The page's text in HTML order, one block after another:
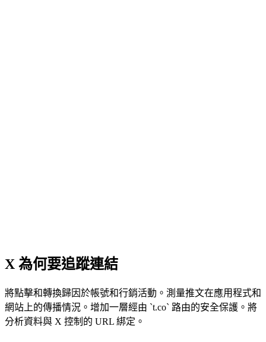
X 為何要追蹤連結
將點擊和轉換歸因於帳號和行銷活動。測量推文在應用程式和
網站上的傳播情況。增加一層經由 `t.co` 路由的安全保護。將
分析資料與 X 控制的 URL 綁定。